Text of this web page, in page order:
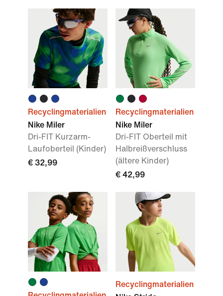
Recyclingmaterialien
Nike Miler
Dri-FIT Kurzarm-
Laufoberteil (Kinder)
€ 32,99
Recyclingmaterialien
Nike Miler
Dri-FIT Oberteil mit
Halbreißverschluss
(ältere Kinder)
€ 42,99
Recyclingmaterialien